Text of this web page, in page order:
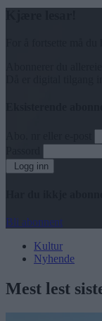
Logg inn
Bli abonnent
Kultur
Nyhende
Mest lest